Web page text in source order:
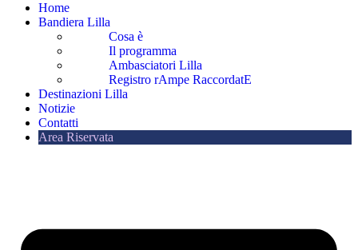
Home
Bandiera Lilla
Cosa è
Il programma
Ambasciatori Lilla
Registro rAmpe RaccordatE
Destinazioni Lilla
Notizie
Contatti
Area Riservata